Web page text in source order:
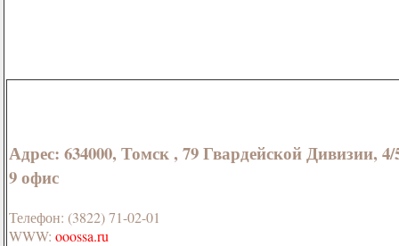
Адрес: 634000, Томск , 79 Гвардейской Дивизии, 4/
9 офис
Телефон: (3822) 71-02-01
WWW: ooossa.ru